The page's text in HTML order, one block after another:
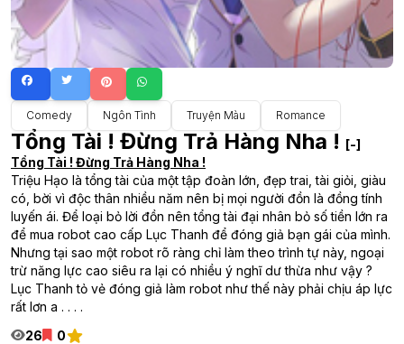
Comedy Ngôn Tình Truyện Màu Romance
Tổng Tài ! Đừng Trả Hàng Nha ! [-]
Tổng Tài ! Đừng Trả Hàng Nha !
Triệu Hạo là tổng tài của một tập đoàn lớn, đẹp trai, tài giỏi, giàu
có, bời vì độc thân nhiều năm nên bị mọi người đồn là đồng tính
luyến ái. Để loại bỏ lời đồn nên tổng tài đại nhân bỏ số tiền lớn ra
để mua robot cao cấp Lục Thanh để đóng giả bạn gái của mình.
Nhưng tại sao một robot rõ ràng chỉ làm theo trình tự này, ngoại
trừ năng lực cao siêu ra lại có nhiều ý nghĩ dư thừa như vậy ?
Lục Thanh tỏ vẻ đóng giả làm robot như thế này phải chịu áp lực
rất lơn a . . . .
26
0